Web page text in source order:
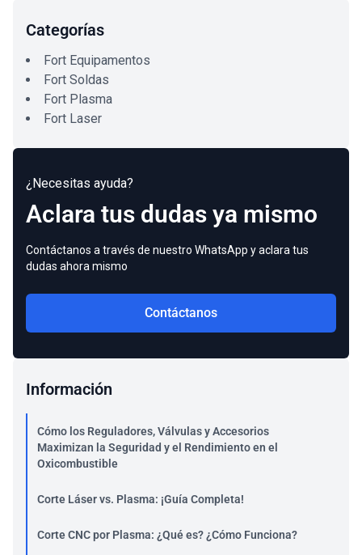
Categorías
Fort Equipamentos
Fort Soldas
Fort Plasma
Fort Laser
¿Necesitas ayuda?
Aclara tus dudas ya mismo
Contáctanos a través de nuestro WhatsApp y aclara tus
dudas ahora mismo
Contáctanos
Información
Cómo los Reguladores, Válvulas y Accesorios
Maximizan la Seguridad y el Rendimiento en el
Oxicombustible
Corte Láser vs. Plasma: ¡Guía Completa!
Corte CNC por Plasma: ¿Qué es? ¿Cómo Funciona?